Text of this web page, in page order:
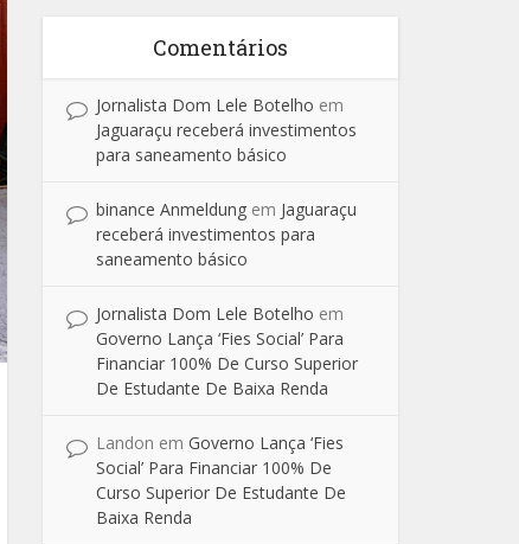
Comentários
Jornalista Dom Lele Botelho em
Jaguaraçu receberá investimentos
para saneamento básico
binance Anmeldung em Jaguaraçu
receberá investimentos para
saneamento básico
Jornalista Dom Lele Botelho em
Governo Lança ‘Fies Social’ Para
Financiar 100% De Curso Superior
De Estudante De Baixa Renda
Landon em Governo Lança ‘Fies
Social’ Para Financiar 100% De
Curso Superior De Estudante De
Baixa Renda